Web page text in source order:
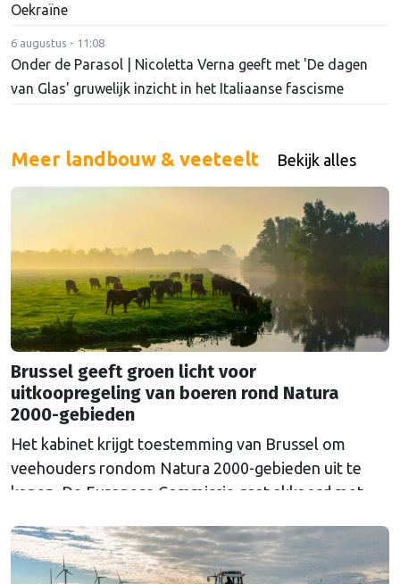
Oekraïne
6 augustus - 11:08
Onder de Parasol | Nicoletta Verna geeft met 'De dagen
van Glas' gruwelijk inzicht in het Italiaanse fascisme
Meer landbouw & veeteelt Bekijk alles
Brussel geeft groen licht voor
uitkoopregeling van boeren rond Natura
2000-gebieden
Het kabinet krijgt toestemming van Brussel om
veehouders rondom Natura 2000-gebieden uit te
kopen. De Europese Commissie gaat akkoord met